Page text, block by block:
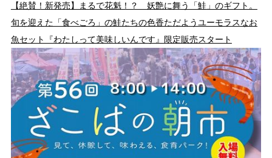
【絶賛！新発売】まるで花魁！？ 妖艶に舞う「鮭」のギフト。
旬を迎えた「食べごろ」の鮭たちの色香ただようユーモラスなお
魚セット『わたしって美味しいんです』限定販売スタート